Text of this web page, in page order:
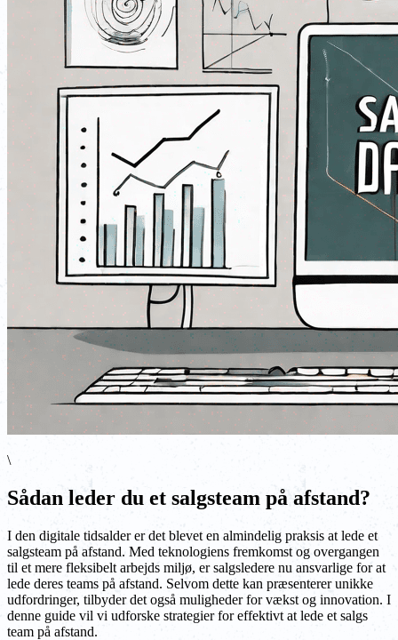
\
Sådan leder du et salgsteam på afstand?
I den digitale tidsalder er det blevet en almindelig praksis at lede et
salgsteam på afstand. Med teknologiens fremkomst og overgangen
til et mere fleksibelt arbejds miljø, er salgsledere nu ansvarlige for at
lede deres teams på afstand. Selvom dette kan præsenterer unikke
udfordringer, tilbyder det også muligheder for vækst og innovation. I
denne guide vil vi udforske strategier for effektivt at lede et salgs
team på afstand.